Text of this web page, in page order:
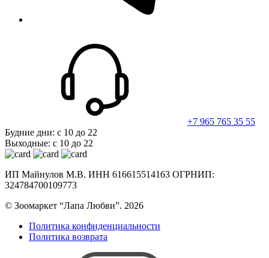
+7 965 765 35 55
Будние дни: с 10 до 22
Выходные: с 10 до 22
ИП Майнулов М.В. ИНН 616615514163 ОГРНИП:
324784700109773
© Зоомаркет “Лапа Любви”. 2026
Политика конфиденциальности
Политика возврата